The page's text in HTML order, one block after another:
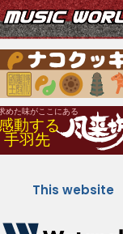
This website